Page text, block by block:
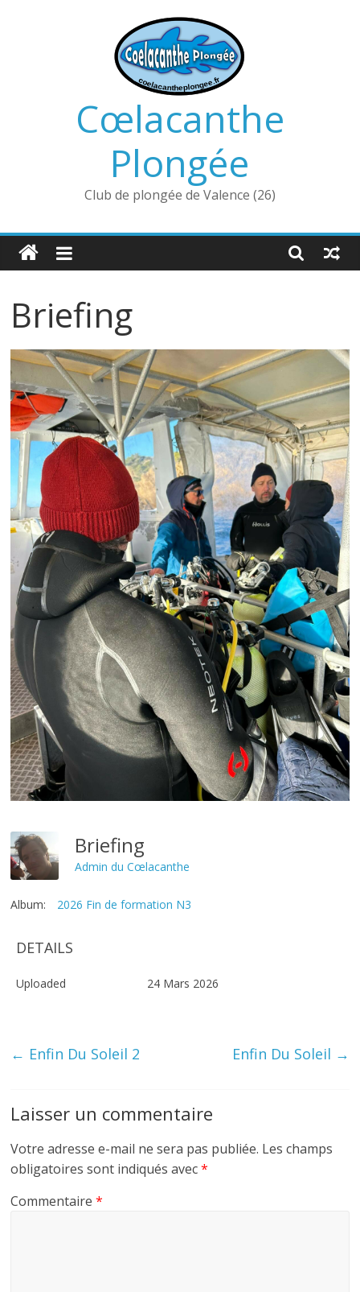
Cœlacanthe
Plongée
Club de plongée de Valence (26)
Briefing
Briefing
Admin du Cœlacanthe
Album: 2026 Fin de formation N3
DETAILS
Uploaded 24 Mars 2026
← Enfin Du Soleil 2 Enfin Du Soleil →
Laisser un commentaire
Votre adresse e-mail ne sera pas publiée. Les champs
obligatoires sont indiqués avec*
Commentaire*